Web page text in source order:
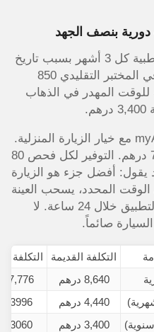
دورية بنصف الجهد
خالد، 58 عاماً، يحتاج فحوصات طبية كل 3 أشهر بسبب تاريخ
عائلي لأمراض القلب. التكلفة في المختبر التقليدي 850
المهدر في الذهاب
حجز خالد الفحوصات عبر myAster مع خيار الزيارة المنزلية.
التكلفة 800 درهم – 10% = 720 درهم. التوفير لكل فحص 80
درهم. خالد يقول: أفضل جزء هو الزيارة
الوقت المحدد، يسحب العينة
خلال دقائق، والنتائج تصل عبر التطبيق خلال 24 ساعة. لا
صائماً.
التكلفة القديمة
التكلفة
8,640 درهم
7,776 درهم
4,440 درهم
3996 درهم
3,400 درهم 3060 درهم